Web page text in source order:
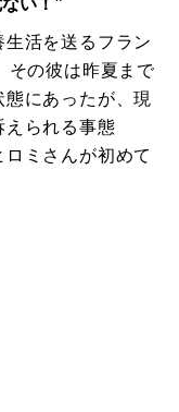
い！”
活を送るフラン
その彼は昨夏まで
にあったが、現
えられる事態
ミさんが初めて